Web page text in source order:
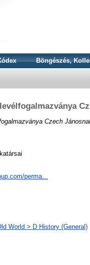
Böngészés,
Czech
perma...
World > D History (General)